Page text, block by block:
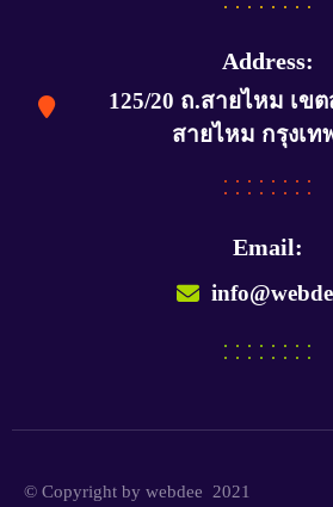
Address:
125/20 ถ.สายไหม เข
สายไหม กรุงเท
Email:
© Copyright by webdee 2021